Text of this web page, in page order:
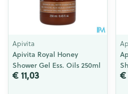
Apivita
Apivita Royal Honey
Shower Gel Ess. Oils 250ml
€ 11,03 €